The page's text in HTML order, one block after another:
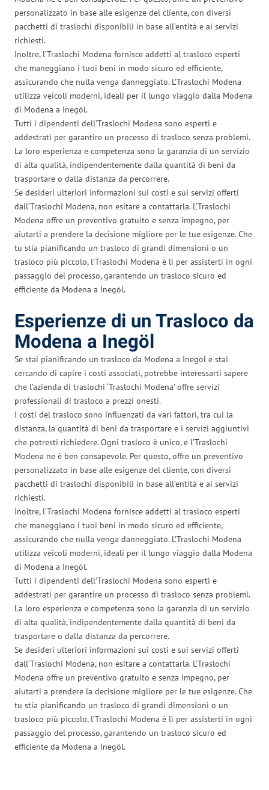
personalizzato in base alle esigenze del cliente, con diversi
pacchetti di traslochi disponibili in base all’entità e ai servizi
richiesti.
Inoltre, l’Traslochi Modena fornisce addetti al trasloco esperti
che maneggiano i tuoi beni in modo sicuro ed efficiente,
assicurando che nulla venga danneggiato. L’Traslochi Modena
utilizza veicoli moderni, ideali per il lungo viaggio dalla Modena
di Modena a Inegöl.
Tutti i dipendenti dell’Traslochi Modena sono esperti e
addestrati per garantire un processo di trasloco senza problemi.
La loro esperienza e competenza sono la garanzia di un servizio
di alta qualità, indipendentemente dalla quantità di beni da
trasportare o dalla distanza da percorrere.
Se desideri ulteriori informazioni sui costi e sui servizi offerti
dall’Traslochi Modena, non esitare a contattarla. L’Traslochi
Modena offre un preventivo gratuito e senza impegno, per
aiutarti a prendere la decisione migliore per le tue esigenze. Che
tu stia pianificando un trasloco di grandi dimensioni o un
trasloco più piccolo, l’Traslochi Modena è lì per assisterti in ogni
passaggio del processo, garantendo un trasloco sicuro ed
efficiente da Modena a Inegöl.
Esperienze di un Trasloco da
Modena a Inegöl
Se stai pianificando un trasloco da Modena a Inegöl e stai
cercando di capire i costi associati, potrebbe interessarti sapere
che l’azienda di traslochi ‘Traslochi Modena’ offre servizi
professionali di trasloco a prezzi onesti.
I costi del trasloco sono influenzati da vari fattori, tra cui la
distanza, la quantità di beni da trasportare e i servizi aggiuntivi
che potresti richiedere. Ogni trasloco è unico, e l’Traslochi
Modena ne è ben consapevole. Per questo, offre un preventivo
personalizzato in base alle esigenze del cliente, con diversi
pacchetti di traslochi disponibili in base all’entità e ai servizi
richiesti.
Inoltre, l’Traslochi Modena fornisce addetti al trasloco esperti
che maneggiano i tuoi beni in modo sicuro ed efficiente,
assicurando che nulla venga danneggiato. L’Traslochi Modena
utilizza veicoli moderni, ideali per il lungo viaggio dalla Modena
di Modena a Inegöl.
Tutti i dipendenti dell’Traslochi Modena sono esperti e
addestrati per garantire un processo di trasloco senza problemi.
La loro esperienza e competenza sono la garanzia di un servizio
di alta qualità, indipendentemente dalla quantità di beni da
trasportare o dalla distanza da percorrere.
Se desideri ulteriori informazioni sui costi e sui servizi offerti
dall’Traslochi Modena, non esitare a contattarla. L’Traslochi
Modena offre un preventivo gratuito e senza impegno, per
aiutarti a prendere la decisione migliore per le tue esigenze. Che
tu stia pianificando un trasloco di grandi dimensioni o un
trasloco più piccolo, l’Traslochi Modena è lì per assisterti in ogni
passaggio del processo, garantendo un trasloco sicuro ed
efficiente da Modena a Inegöl.